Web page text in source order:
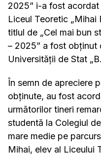
2025” i-a fost
Liceul Teoretic „Mihai
titlul de „Cel mai bun
– 2025” a fost obținut
Universității de Stat
În semn de apreciere
obținute, au fost
următorilor tineri
studentă la Colegiul
mare medie pe
Mihai, elev al Liceului